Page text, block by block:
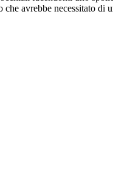
che avrebbe necessitato